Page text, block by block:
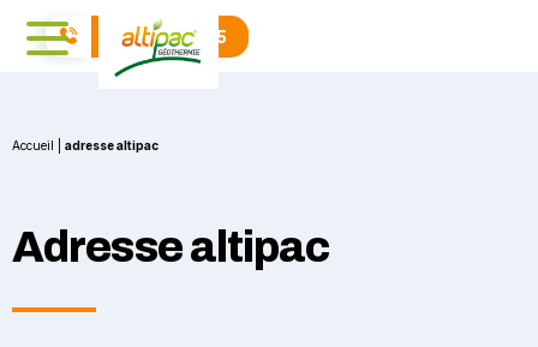
04 71 01 40 15
Accueil adresse altipac
Adresse altipac